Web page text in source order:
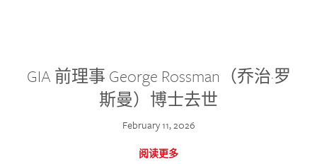
GIA 前理事 George Rossman（乔治·罗
斯曼）博士去世
February 11, 2026
阅读更多